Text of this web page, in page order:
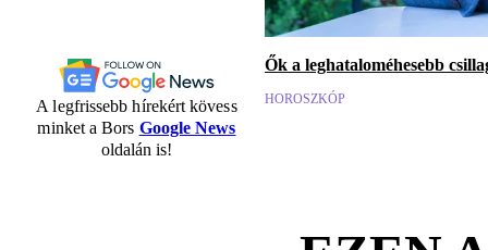
A legfrissebb hírekért kövess
minket a Bors Google News
oldalán is!
Ők a leghataloméhesebb
HOROSZKÓP